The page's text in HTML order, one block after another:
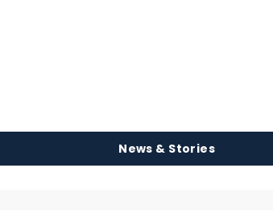
News & Stories